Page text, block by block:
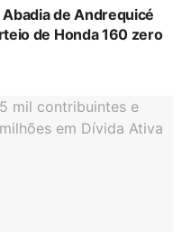
de Andrequicé
de Honda 160 zero